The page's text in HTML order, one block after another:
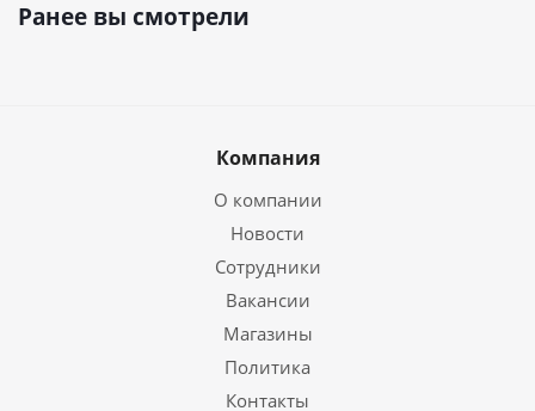
Ранее вы смотрели
Компания
О компании
Новости
Сотрудники
Вакансии
Магазины
Политика
Контакты